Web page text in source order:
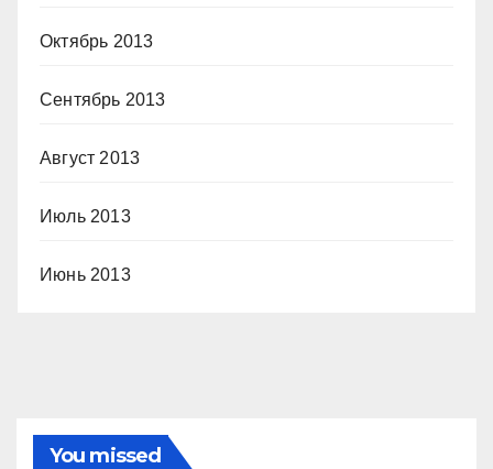
Октябрь 2013
Сентябрь 2013
Август 2013
Июль 2013
Июнь 2013
You missed